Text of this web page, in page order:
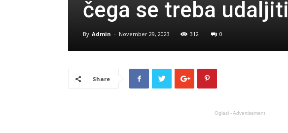
čega se treba udaljiti
By Admin - November 29, 2023 312 0
Share
Oglasi - Advertisement